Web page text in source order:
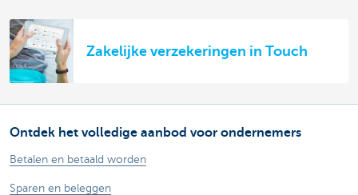
Zakelijke verzekeringen in Touch
Ontdek het volledige aanbod voor ondernemers
Betalen en betaald worden
Sparen en beleggen